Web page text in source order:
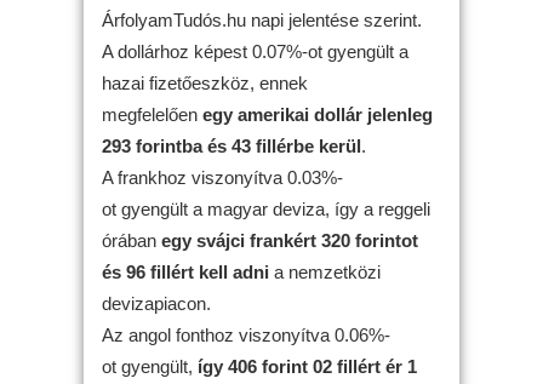
ÁrfolyamTudós.hu napi jelentése szerint.
A dollárhoz képest 0.07%-ot gyengült a
hazai fizetőeszköz, ennek
megfelelően egy amerikai dollár jelenleg
293 forintba és 43 fillérbe kerül.
A frankhoz viszonyítva 0.03%-
ot gyengült a magyar deviza, így a reggeli
órában egy svájci frankért 320 forintot
és 96 fillért kell adni a nemzetközi
devizapiacon.
Az angol fonthoz viszonyítva 0.06%-
ot gyengült, így 406 forint 02 fillért ér 1